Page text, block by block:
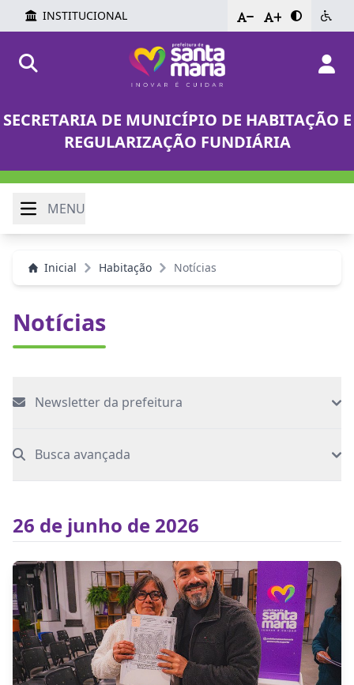
INSTITUCIONAL - +
SECRETARIA DE MUNICÍPIO DE HABITAÇÃO E
REGULARIZAÇÃO FUNDIÁRIA
MENU
Inicial Habitação Notícias
Notícias
Newsletter da prefeitura
Busca avançada
26 de junho de 2026